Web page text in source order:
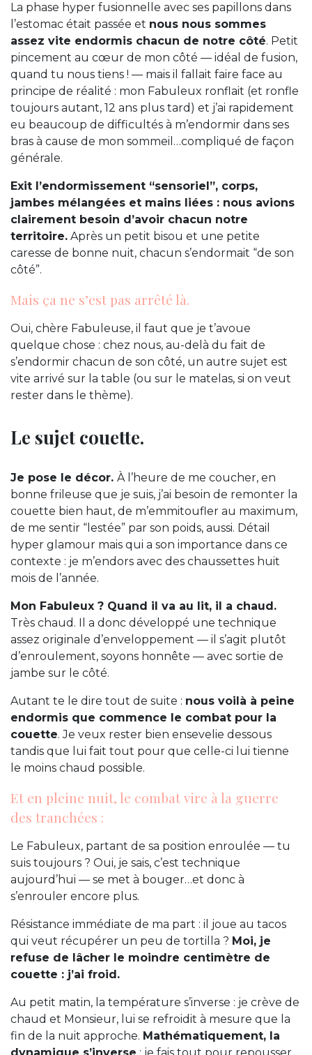
La phase hyper fusionnelle avec ses papillons dans
l’estomac était passée et nous nous sommes
assez vite endormis chacun de notre côté. Petit
pincement au cœur de mon côté — idéal de fusion,
quand tu nous tiens ! — mais il fallait faire face au
principe de réalité : mon Fabuleux ronflait (et ronfle
toujours autant, 12 ans plus tard) et j’ai rapidement
eu beaucoup de difficultés à m’endormir dans ses
bras à cause de mon sommeil…compliqué de façon
générale.
Exit l’endormissement “sensoriel”, corps,
jambes mélangées et mains liées : nous avions
clairement besoin d’avoir chacun notre
territoire. Après un petit bisou et une petite
caresse de bonne nuit, chacun s’endormait “de son
côté”.
Mais ça ne s’est pas arrêté là.
Oui, chère Fabuleuse, il faut que je t’avoue
quelque chose : chez nous, au-delà du fait de
s’endormir chacun de son côté, un autre sujet est
vite arrivé sur la table (ou sur le matelas, si on veut
rester dans le thème).
Le sujet couette.
Je pose le décor. À l’heure de me coucher, en
bonne frileuse que je suis, j’ai besoin de remonter la
couette bien haut, de m’emmitoufler au maximum,
de me sentir “lestée” par son poids, aussi. Détail
hyper glamour mais qui a son importance dans ce
contexte : je m’endors avec des chaussettes huit
mois de l’année.
Mon Fabuleux ? Quand il va au lit, il a chaud.
Très chaud. Il a donc développé une technique
assez originale d’enveloppement — il s’agit plutôt
d’enroulement, soyons honnête — avec sortie de
jambe sur le côté.
Autant te le dire tout de suite : nous voilà à peine
endormis que commence le combat pour la
couette. Je veux rester bien ensevelie dessous
tandis que lui fait tout pour que celle-ci lui tienne
le moins chaud possible.
Et en pleine nuit, le combat vire à la guerre
des tranchées :
Le Fabuleux, partant de sa position enroulée — tu
suis toujours ? Oui, je sais, c’est technique
aujourd’hui — se met à bouger…et donc à
s’enrouler encore plus.
Résistance immédiate de ma part : il joue au tacos
qui veut récupérer un peu de tortilla ? Moi, je
refuse de lâcher le moindre centimètre de
couette : j’ai froid.
Au petit matin, la température s’inverse : je crève de
chaud et Monsieur, lui se refroidit à mesure que la
fin de la nuit approche. Mathématiquement, la